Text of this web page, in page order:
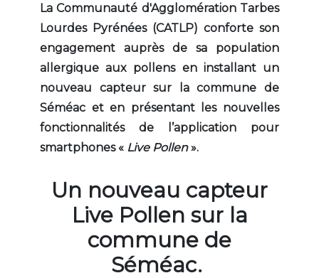
La Communauté d'Agglomération Tarbes
Lourdes Pyrénées (CATLP) conforte son
engagement auprès de sa population
allergique aux pollens en installant un
nouveau capteur sur la commune de
Séméac et en présentant les nouvelles
fonctionnalités de l’application pour
smartphones « Live Pollen».
Un nouveau capteur
Live Pollen sur la
commune de
Séméac.